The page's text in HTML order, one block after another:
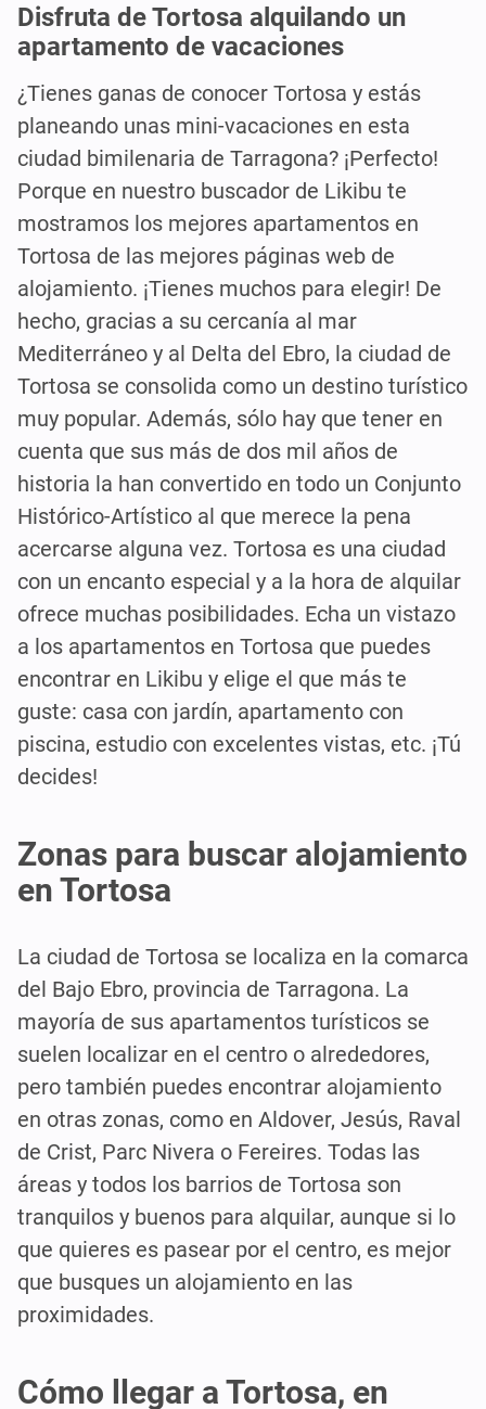
Disfruta de Tortosa alquilando un
apartamento de vacaciones
¿Tienes ganas de conocer Tortosa y estás
planeando unas mini-vacaciones en esta
ciudad bimilenaria de Tarragona? ¡Perfecto!
Porque en nuestro buscador de Likibu te
mostramos los mejores apartamentos en
Tortosa de las mejores páginas web de
alojamiento. ¡Tienes muchos para elegir! De
hecho, gracias a su cercanía al mar
Mediterráneo y al Delta del Ebro, la ciudad de
Tortosa se consolida como un destino turístico
muy popular. Además, sólo hay que tener en
cuenta que sus más de dos mil años de
historia la han convertido en todo un Conjunto
Histórico-Artístico al que merece la pena
acercarse alguna vez. Tortosa es una ciudad
con un encanto especial y a la hora de alquilar
ofrece muchas posibilidades. Echa un vistazo
a los apartamentos en Tortosa que puedes
encontrar en Likibu y elige el que más te
guste: casa con jardín, apartamento con
piscina, estudio con excelentes vistas, etc. ¡Tú
decides!
Zonas para buscar alojamiento
en Tortosa
La ciudad de Tortosa se localiza en la comarca
del Bajo Ebro, provincia de Tarragona. La
mayoría de sus apartamentos turísticos se
suelen localizar en el centro o alrededores,
pero también puedes encontrar alojamiento
en otras zonas, como en Aldover, Jesús, Raval
de Crist, Parc Nivera o Fereires. Todas las
áreas y todos los barrios de Tortosa son
tranquilos y buenos para alquilar, aunque si lo
que quieres es pasear por el centro, es mejor
que busques un alojamiento en las
proximidades.
Cómo llegar a Tortosa, en